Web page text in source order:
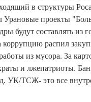
в структуры
Урановые проекты
будут составлять из
распил
из мусора. За
и лжепатриоты.
УК/ТСЖ- это все